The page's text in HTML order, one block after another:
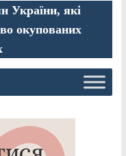
України, які
окупованих